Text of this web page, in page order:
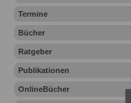
Termine
Bücher
Ratgeber
Publikationen
OnlineBücher